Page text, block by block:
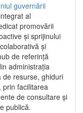
guvernării
al
promovării
și sprijinului
și
de referință
administrația
de resurse, ghiduri
prin facilitarea
de consultare și
publică.